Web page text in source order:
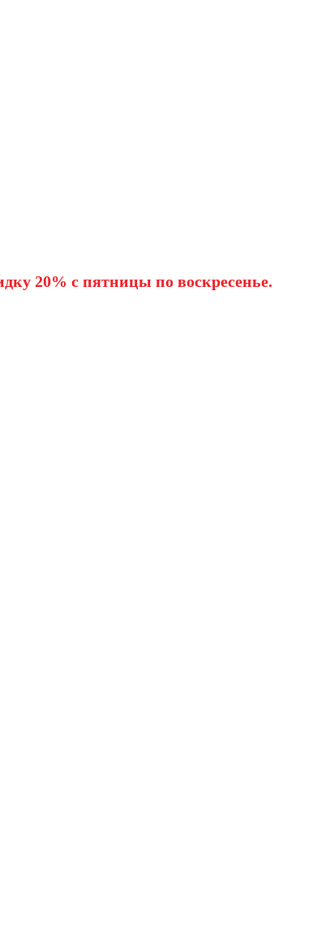
20% с пятницы по воскресенье.